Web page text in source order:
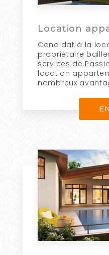
Location
Candidat à la
propriétaire
services de
location
nombreux